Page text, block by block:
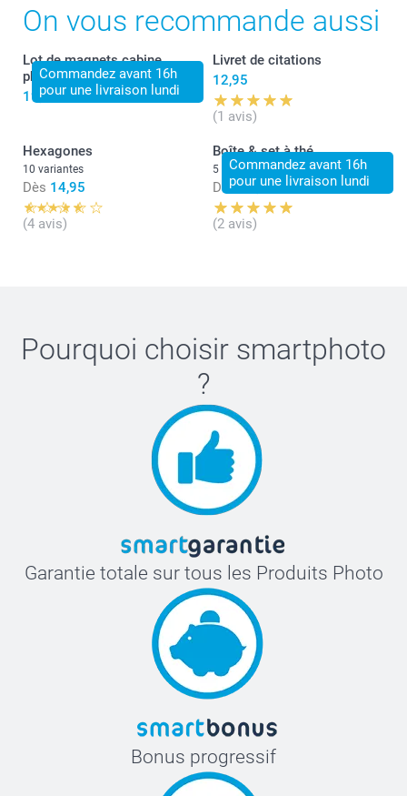
On vous recommande aussi
Commandez avant 16h
pour une livraison lundi
Lot de magnets cabine
photo
19,95
Livret de citations
12,95
(1 avis)
Hexagones
10 variantes
Dès 14,95
(4 avis)
Commandez avant 16h
pour une livraison lundi
Boîte & set à thé
5 variantes
Dès 34,95
(2 avis)
Pourquoi choisir smartphoto
?
Garantie totale sur tous les Produits Photo
Bonus progressif